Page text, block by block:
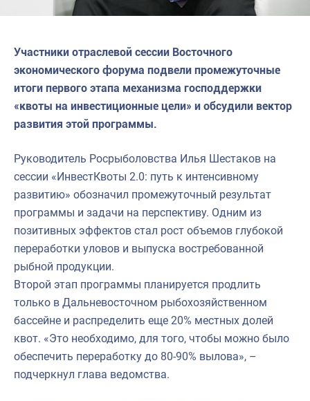
Участники отраслевой сессии Восточного
экономического форума подвели промежуточные
итоги первого этапа механизма господдержки
«квоты на инвестиционные цели» и обсудили вектор
развития этой программы.
Руководитель Росрыболовства Илья Шестаков на
сессии «ИнвестКвоты 2.0: путь к интенсивному
развитию» обозначил промежуточный результат
программы и задачи на перспективу. Одним из
позитивных эффектов стал рост объемов глубокой
переработки уловов и выпуска востребованной
рыбной продукции.
Второй этап программы планируется продлить
только в Дальневосточном рыбохозяйственном
бассейне и распределить еще 20% местных долей
квот. «Это необходимо, для того, чтобы можно было
обеспечить переработку до 80-90% вылова», –
подчеркнул глава ведомства.